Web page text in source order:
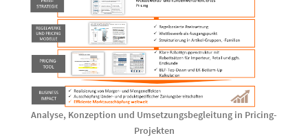
Analyse, Konzeption und Umsetzungsbegleitung in Pricing-
Projekten